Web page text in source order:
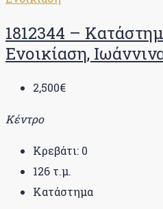
1812344 –
Ενοικίαση,
2,500€
Κέντρο
Κρεβάτι: 0
126 τ.μ.
Κατάστημα